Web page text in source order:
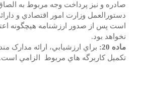
صادره و نيز پرداخت وجه مربوط به
دستورالعمل وزارت امور اقتصادي و
است پس از صدور ارزشنامه هيچگونه
نخواهد بود.
ماده 20:
براي ارزشيابي، ارائه مدارک
تکميل کاربرگه هاي مربوط الزامي است.